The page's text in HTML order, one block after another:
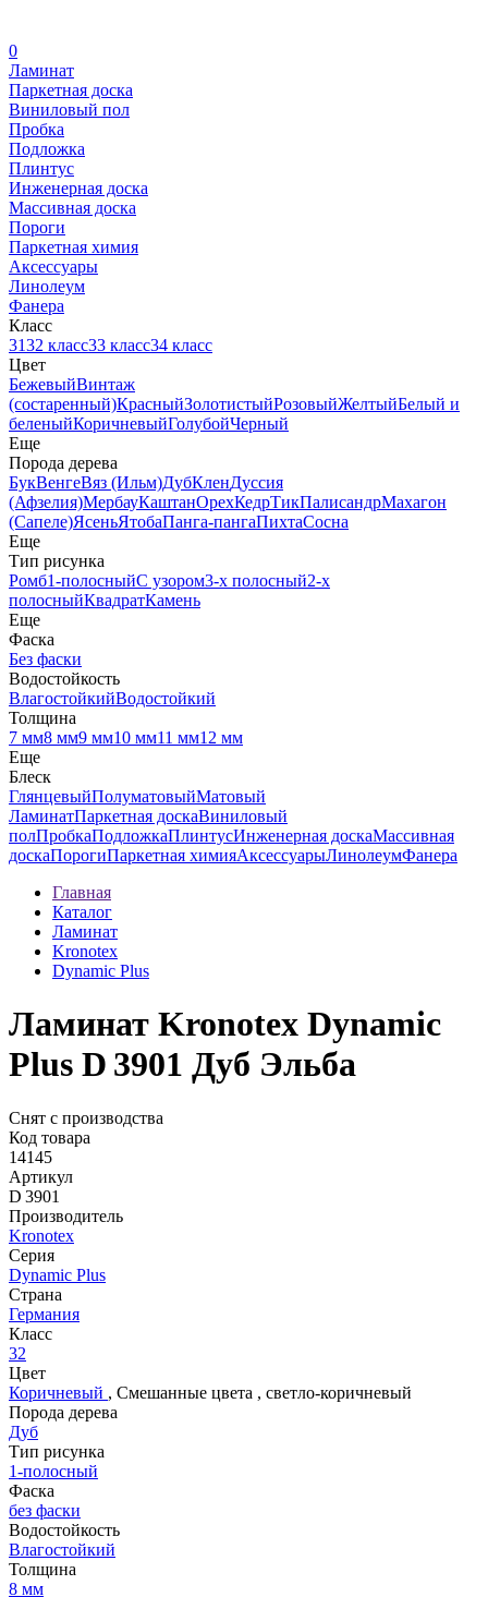
0
Ламинат
Паркетная доска
Виниловый пол
Пробка
Подложка
Плинтус
Инженерная доска
Массивная доска
Пороги
Паркетная химия
Аксессуары
Линолеум
Фанера
Класс
3132 класс33 класс34 класс
Цвет
БежевыйВинтаж
(состаренный)КрасныйЗолотистыйРозовыйЖелтыйБелый и
беленыйКоричневыйГолубойЧерный
Еще
Порода дерева
БукВенгеВяз (Ильм)ДубКленДуссия
(Афзелия)МербауКаштанОрехКедрТикПалисандрМахагон
(Сапеле)ЯсеньЯтобаПанга-пангаПихтаСосна
Еще
Тип рисунка
Ромб1-полосныйС узором3-х полосный2-х
полосныйКвадратКамень
Еще
Фаска
Без фаски
Водостойкость
ВлагостойкийВодостойкий
Толщина
7 мм8 мм9 мм10 мм11 мм12 мм
Еще
Блеск
ГлянцевыйПолуматовыйМатовый
ЛаминатПаркетная доскаВиниловый
полПробкаПодложкаПлинтусИнженерная доскаМассивная
доскаПорогиПаркетная химияАксессуарыЛинолеумФанера
Главная
Каталог
Ламинат
Kronotex
Dynamic Plus
Ламинат Kronotex Dynamic
Plus D 3901 Дуб Эльба
Снят с производства
Код товара
14145
Артикул
D 3901
Производитель
Kronotex
Серия
Dynamic Plus
Страна
Германия
Класс
32
Цвет
Коричневый , Смешанные цвета , светло-коричневый
Порода дерева
Дуб
Тип рисунка
1-полосный
Фаска
без фаски
Водостойкость
Влагостойкий
Толщина
8 мм